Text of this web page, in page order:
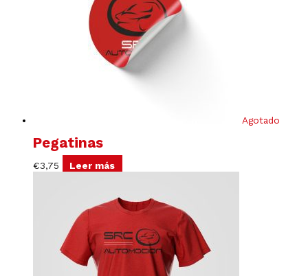
Agotado
Pegatinas
€3,75 Leer más